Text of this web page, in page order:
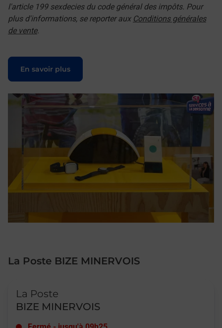
l'article 199 sexdecies du code général des impôts. Pour
plus d'informations, se reporter aux Conditions générales
de vente.
En savoir plus
Le lien s'ouvre dans un nouvel onglet
La Poste BIZE MINERVOIS
La Poste
BIZE MINERVOIS